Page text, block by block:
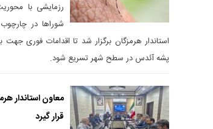
رزمایشی با
شورا‌ها در
استاندار هرمزگان برگزار شد تا اقدامات فوری
پشه آئدس در سطح شهر تسریع شود.
معاون استاندار
قرار گیرد